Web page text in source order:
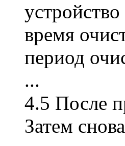
время
период
...
4.5 После
Затем